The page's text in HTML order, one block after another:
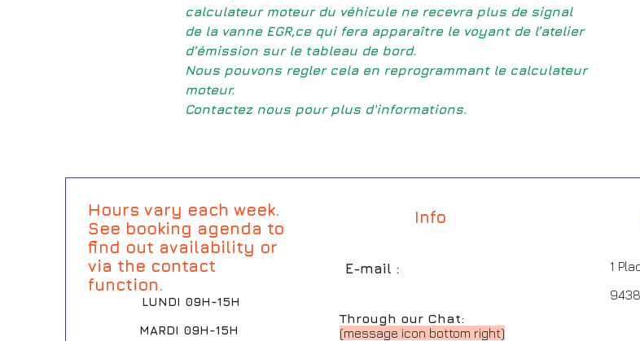
calculateur moteur du véhicule ne recevra plus de signal
de la vanne EGR,ce qui fera apparaître le voyant de l’atelier
d’émission sur le tableau de bord.
Nous pouvons regler cela en reprogrammant le calculateur
moteur.
Contactez nous pour plus d'informations.
Hours vary each week.
See booking agenda to
find out availability or
via the contact
function.
LUNDI 09H-15H
MARDI 09H-15H
Info
E-mail :
Through our Chat:
(message icon bottom right)
1